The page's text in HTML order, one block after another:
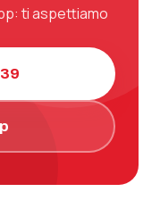
ti aspettiamo